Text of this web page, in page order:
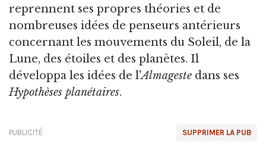
reprennent ses propres théories et de
nombreuses idées de penseurs antérieurs
concernant les mouvements du Soleil, de la
Lune, des étoiles et des planètes. Il
développa les idées de l'Almageste dans ses
Hypothèses planétaires.
SUPPRIMER LA PUB
PUBLICITÉ